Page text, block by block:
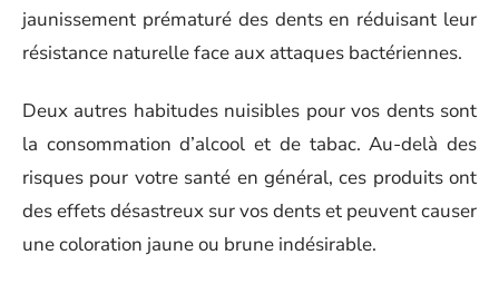
jaunissement prématuré des dents en réduisant leur
résistance naturelle face aux attaques bactériennes.
Deux autres habitudes nuisibles pour vos dents sont
la consommation d’alcool et de tabac. Au-delà des
risques pour votre santé en général, ces produits ont
des effets désastreux sur vos dents et peuvent causer
une coloration jaune ou brune indésirable.